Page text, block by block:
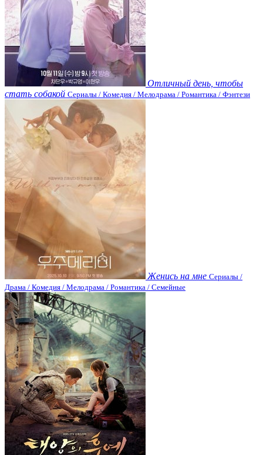
Отличный день, чтобы
стать собакой Сериалы / Комедия / Мелодрама / Романтика / Фэнтези
Женись на мне Сериалы /
Драма / Комедия / Мелодрама / Романтика / Семейные